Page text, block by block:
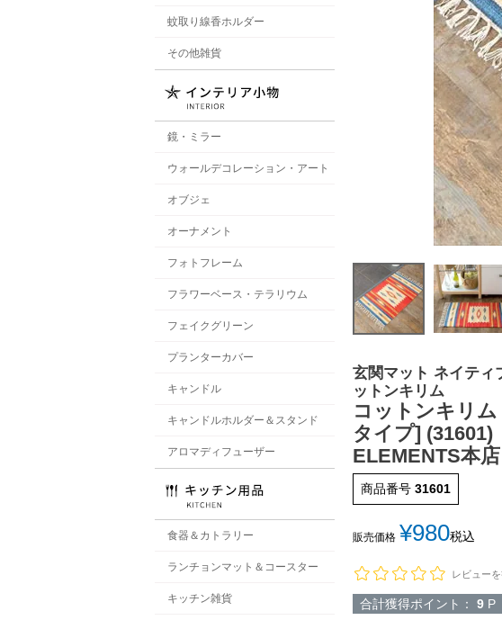
蚊取り線香ホルダー
その他雑貨
鏡・ミラー
ウォールデコレーション・アート
オブジェ
オーナメント
フォトフレーム
フラワーベース・テラリウム
フェイクグリーン
プランターカバー
キャンドル
キャンドルホルダー＆スタンド
アロマディフューザー
食器＆カトラリー
ランチョンマット＆コースター
キッチン雑貨
玄関マット ネイティ
ットンキリム
コットンキリ
タイプ] (31601)
ELEMENTS本店
商品番号 31601
販売価格 ¥980税込
レビューを
合計獲得ポイント： 9 P